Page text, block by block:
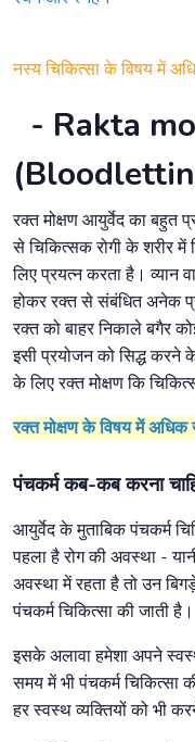
नस्य चिकित्सा के विषय में
- Rakta
रक्त मोक्षण आयुर्वेद का बहुत
से चिकित्सक रोगी के शरीर में
लिए प्रयत्न करता है। व्यान
होकर रक्त से संबंधित अनेक
रक्त को बाहर निकाले बगैर
इसी प्रयोजन को सिद्ध करने
के लिए रक्त मोक्षण कि
रक्त मोक्षण के विषय में
पंचकर्म कब-कब करना
आयुर्वेद के मुताबिक पंचकर्म
पहला है रोग की अवस्था -
अवस्था में रहता है तो उन
पंचकर्म चिकित्सा की जाती है।
इसके अलावा हमेशा अपने
समय में भी पंचकर्म चिकित्सा
हर स्वस्थ व्यक्तियों को भी